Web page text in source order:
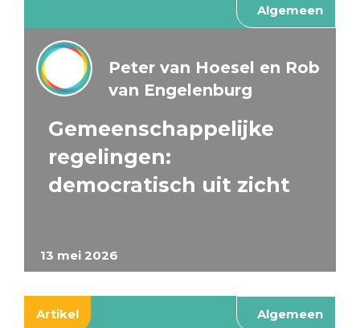
Algemeen
13 mei 2026
Peter van Hoesel en Rob
van Engelenburg
Gemeenschappelijke
regelingen:
democratisch uit zicht
Artikel Algemeen